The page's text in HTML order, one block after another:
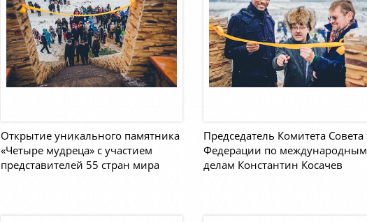
Открытие уникального памятника
«Четыре мудреца» с участием
представителей 55 стран мира
Председатель Комитета Совета
Федерации по международным
делам Константин Косачев